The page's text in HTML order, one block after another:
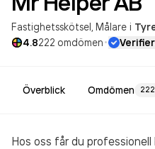
Fastighetsskötsel Målare i
4.8222 omdömen·
Överblick Omdömen 222
Hos oss får du professionell